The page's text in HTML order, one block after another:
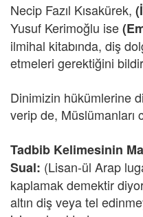
Necip Fazıl Kısakürek,
Yusuf Kerimoğlu ise
ilmihal kitabında, diş
etmeleri gerektiğini
Dinimizin hükümlerine
verip de, Müslümanları
Tadbib Kelimesinin
Sual: (Lisan-ül Arap
kaplamak demektir
altın diş veya tel